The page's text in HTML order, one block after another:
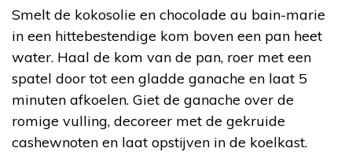
Smelt de kokosolie en chocolade au bain-marie
in een hittebestendige kom boven een pan heet
water. Haal de kom van de pan, roer met een
spatel door tot een gladde ganache en laat 5
minuten afkoelen. Giet de ganache over de
romige vulling, decoreer met de gekruide
cashewnoten en laat opstijven in de koelkast.